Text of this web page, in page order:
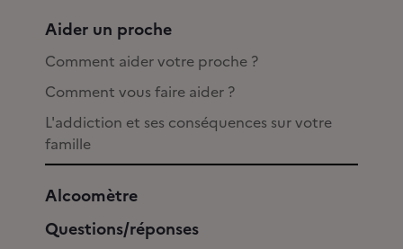
Aider un proche
Comment aider votre proche ?
Comment vous faire aider ?
L'addiction et ses conséquences sur votre
famille
Alcoomètre
Questions/réponses